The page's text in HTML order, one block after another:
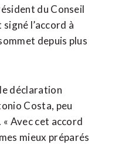
du Conseil
l’accord à
depuis plus
déclaration
Costa, peu
Avec cet accord
mieux préparés